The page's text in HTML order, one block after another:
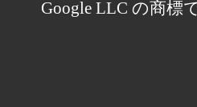
Google LLC の商標